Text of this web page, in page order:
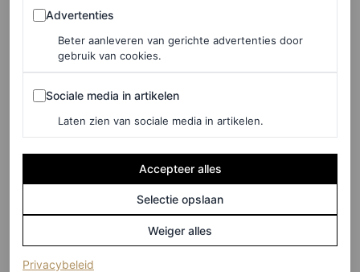
Zwarte trui van mohair, € 1.300
HIER TE KOOP
Auralee
Advertenties
Advertenties
Beter aanleveren van gerichte advertenties door
gebruik van cookies.
Sociale media in artikelen
Sociale media in artikelen
Laten zien van sociale media in artikelen.
Accepteer alles
Selectie opslaan
Weiger alles
Privacybeleid